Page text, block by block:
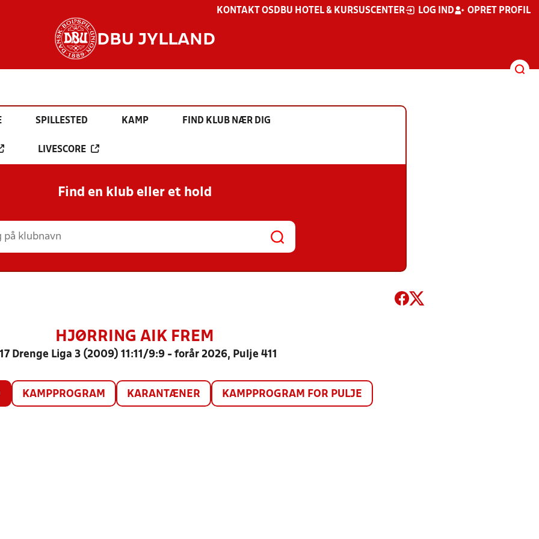
KONTAKT OS DBU HOTEL & KURSUSCENTER LOG IND OPRET PROFIL
DBU JYLLAND
SPILLESTED KAMP FIND KLUB NÆR DIG
LIVESCORE
Find en klub eller et hold
HJØRRING AIK FREM
Drenge Liga 3 (2009) 11:11/9:9 - forår 2026, Pulje 411
KAMPPROGRAM KARANTÆNER KAMPPROGRAM FOR PULJE